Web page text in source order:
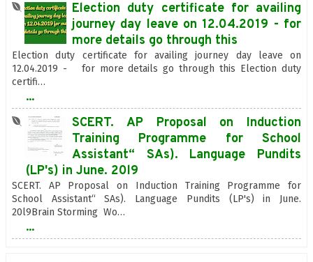
Election duty certificate for availing
journey day leave on 12.04.2019 - for
more details go through this
Election duty certificate for availing journey day leave on
12.04.2019 - for more details go through this Election duty
certifi…
...
SCERT. AP Proposal on Induction
Training Programme for School
Assistant“ SAs). Language Pundits
(LP's) in June. 20l9
SCERT. AP Proposal on Induction Training Programme for
School Assistant“ SAs). Language Pundits (LP's) in June.
20l9Brain Storming Wo…
...